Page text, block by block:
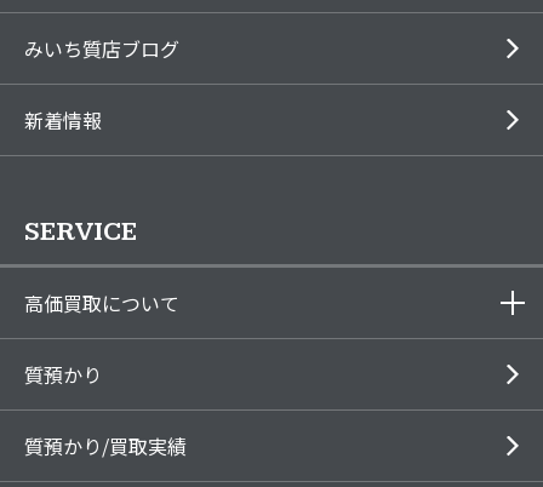
みいち質店ブログ
新着情報
SERVICE
高価買取について
質預かり
質預かり/買取実績